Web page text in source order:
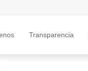
Transparencia